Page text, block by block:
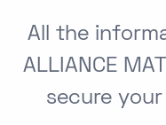
All the
ALLIANCE
secure